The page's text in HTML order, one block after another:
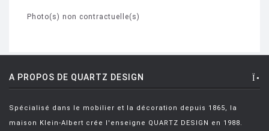
Photo(s) non contractuelle(s)
A PROPOS DE QUARTZ DESIGN
Spécialisé dans le mobilier et la décoration depuis 1865, la
maison Klein-Albert crée l'enseigne QUARTZ DESIGN en 1988.